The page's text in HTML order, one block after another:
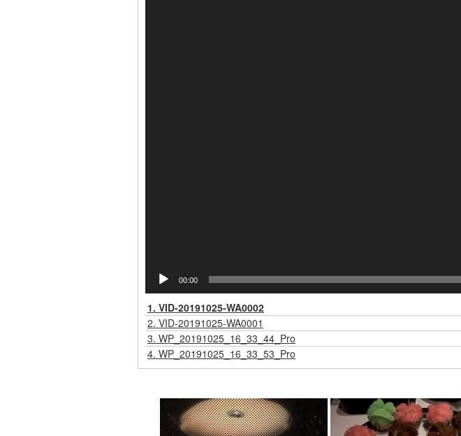
00:00
1. VID-20191025-WA0002
2. VID-20191025-WA0001
3. WP_20191025_16_33_44_Pro
4. WP_20191025_16_33_53_Pro